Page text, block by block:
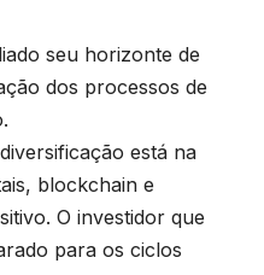
seu horizonte de
dos processos de
está na
blockchain e
O investidor que
para os ciclos